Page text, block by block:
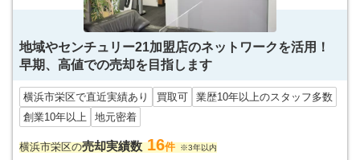
地域やセンチュリー21加盟店のネットワークを活用！
早期、高値での売却を目指します
横浜市栄区で直近実績あり 買取可
業歴10年以上のスタッフ多数
創業10年以上
地元密着
横浜市栄区の売却実績数 16件 ※3年以内